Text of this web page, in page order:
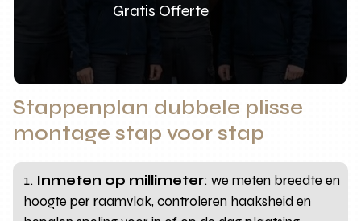
Gratis Offerte
Stappenplan dubbele plisse
montage stap voor stap
Inmeten op millimeter: we meten breedte en
hoogte per raamvlak, controleren haaksheid en